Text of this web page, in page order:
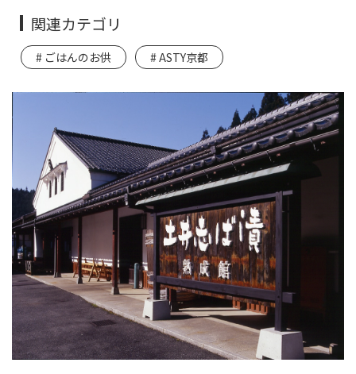
関連カテゴリ
ごはんのお供 ASTY京都